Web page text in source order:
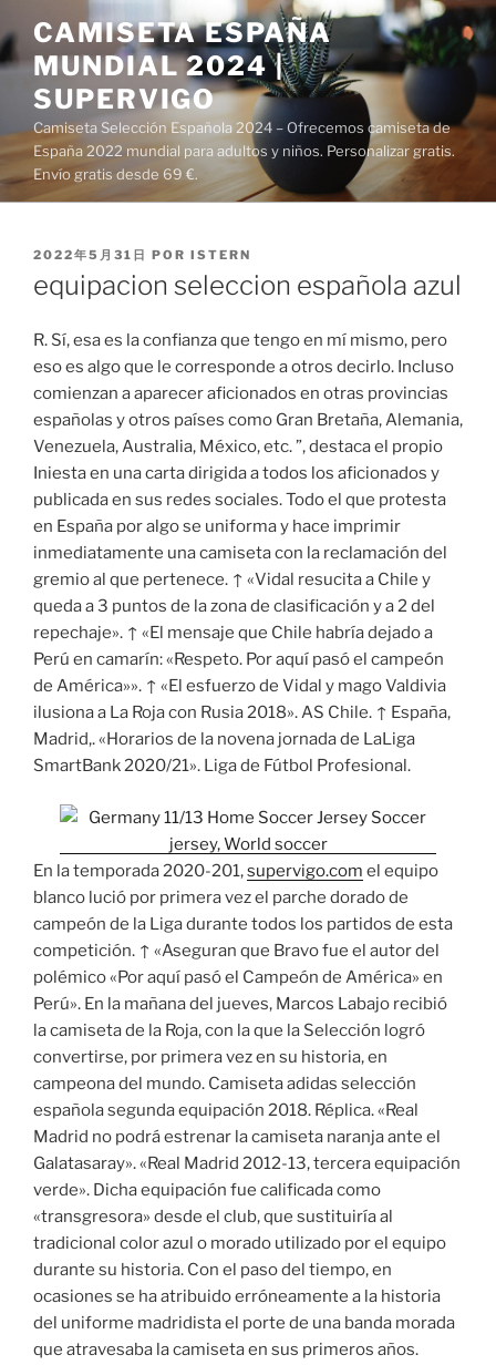
al
contenido
CAMISETA ESPAÑA
MUNDIAL 2024 |
SUPERVIGO
Camiseta Selección Española 2024 – Ofrecemos camiseta de
España 2022 mundial para adultos y niños. Personalizar gratis.
Envío gratis desde 69 €.
PUBLICADO
2022年5月31日 POR ISTERN
equipacion seleccion española azul
R. Sí, esa es la confianza que tengo en mí mismo, pero
eso es algo que le corresponde a otros decirlo. Incluso
comienzan a aparecer aficionados en otras provincias
españolas y otros países como Gran Bretaña, Alemania,
Venezuela, Australia, México, etc. ”, destaca el propio
Iniesta en una carta dirigida a todos los aficionados y
publicada en sus redes sociales. Todo el que protesta
en España por algo se uniforma y hace imprimir
inmediatamente una camiseta con la reclamación del
gremio al que pertenece. ↑ «Vidal resucita a Chile y
queda a 3 puntos de la zona de clasificación y a 2 del
repechaje». ↑ «El mensaje que Chile habría dejado a
Perú en camarín: «Respeto. Por aquí pasó el campeón
de América»». ↑ «El esfuerzo de Vidal y mago Valdivia
ilusiona a La Roja con Rusia 2018». AS Chile. ↑ España,
Madrid,. «Horarios de la novena jornada de LaLiga
SmartBank 2020/21». Liga de Fútbol Profesional.
En la temporada 2020-201,supervigo.com el equipo
blanco lució por primera vez el parche dorado de
campeón de la Liga durante todos los partidos de esta
competición. ↑ «Aseguran que Bravo fue el autor del
polémico «Por aquí pasó el Campeón de América» en
Perú». En la mañana del jueves, Marcos Labajo recibió
la camiseta de la Roja, con la que la Selección logró
convertirse, por primera vez en su historia, en
campeona del mundo. Camiseta adidas selección
española segunda equipación 2018. Réplica. «Real
Madrid no podrá estrenar la camiseta naranja ante el
Galatasaray». «Real Madrid 2012-13, tercera equipación
verde». Dicha equipación fue calificada como
«transgresora» desde el club, que sustituiría al
tradicional color azul o morado utilizado por el equipo
durante su historia. Con el paso del tiempo, en
ocasiones se ha atribuido erróneamente a la historia
del uniforme madridista el porte de una banda morada
que atravesaba la camiseta en sus primeros años.